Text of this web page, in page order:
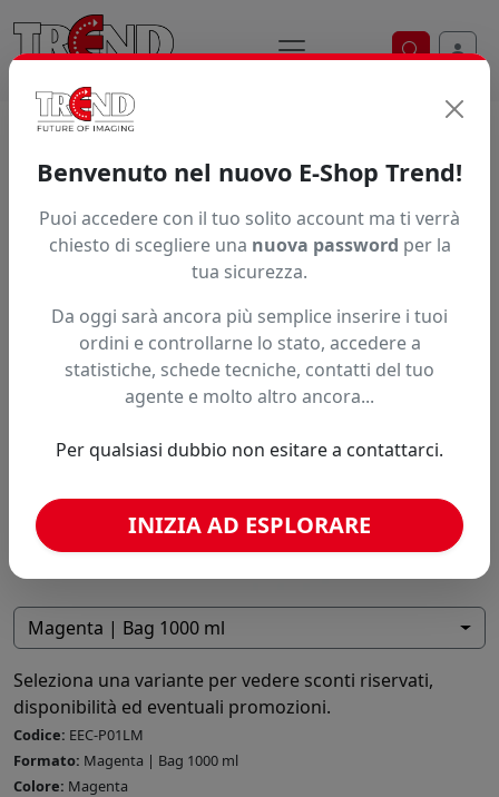
Ricerca
INCHIOSTRO INKTEC ECONOVA MAPLE
Magenta | Bag 1000 ml
Seleziona una variante per vedere sconti riservati,
disponibilità ed eventuali promozioni.
Codice: EEC-P01LM
Formato: Magenta | Bag 1000 ml
Colore: Magenta
Benvenuto nel nuovo E-Shop Trend!
Puoi accedere con il tuo solito account ma ti verrà
chiesto di scegliere una nuova password per la
tua sicurezza.
Da oggi sarà ancora più semplice inserire i tuoi
ordini e controllarne lo stato, accedere a
statistiche, schede tecniche, contatti del tuo
agente e molto altro ancora...
Per qualsiasi dubbio non esitare a contattarci.
INIZIA AD ESPLORARE